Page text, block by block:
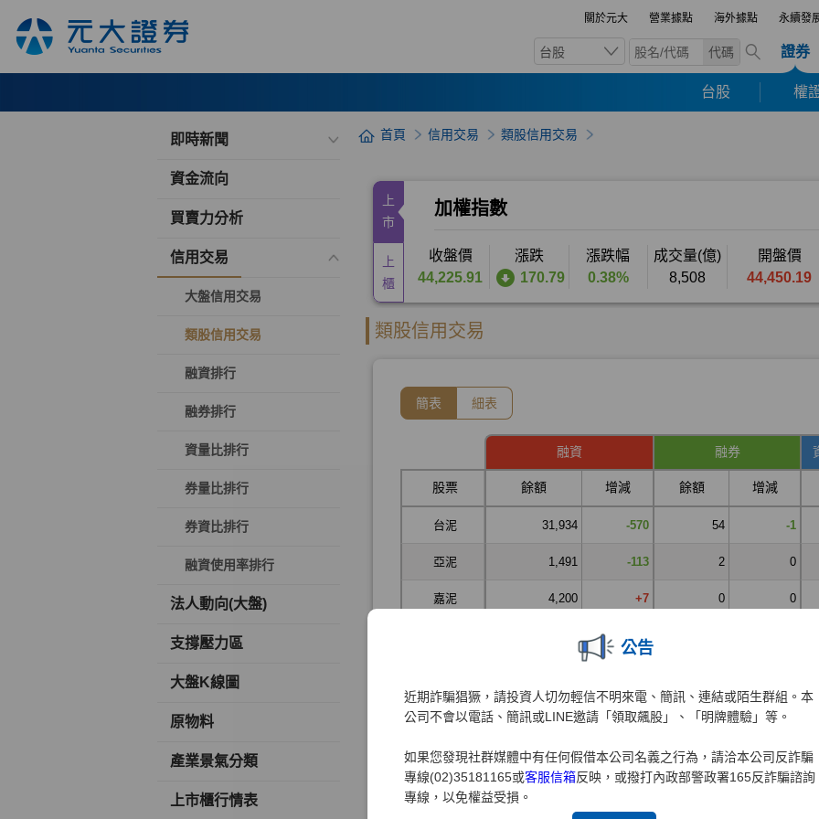
關於元大 營業據點 海外據點 永續發
台股 代碼 證券
台股 權
公告
近期詐騙猖獗，請投資人切勿輕信不明來電、簡訊、連結或陌生群組。本
公司不會以電話、簡訊或LINE邀請「領取飆股」、「明牌體驗」等。
如果您發現社群媒體中有任何假借本公司名義之行為，請洽本公司反詐騙
專線(02)35181165或客服信箱反映，或撥打內政部警政署165反詐騙諮詢
專線，以免權益受損。
即時新聞
資金流向
買賣力分析
信用交易
大盤信用交易
類股信用交易
融資排行
融券排行
資量比排行
券量比排行
券資比排行
融資使用率排行
法人動向(大盤)
支撐壓力區
大盤K線圖
原物料
產業景氣分類
上市櫃行情表
首頁 信用交易 類股信用交易